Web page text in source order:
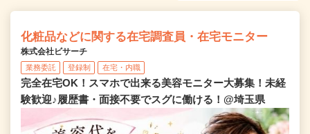
化粧品などに関する在宅調査員・在宅モニター
株式会社ビサーチ
業務委託 登録制 在宅・内職
完全在宅OK！スマホで出来る美容モニター大募集！未経
験歓迎♪履歴書・面接不要でスグに働ける！@埼玉県